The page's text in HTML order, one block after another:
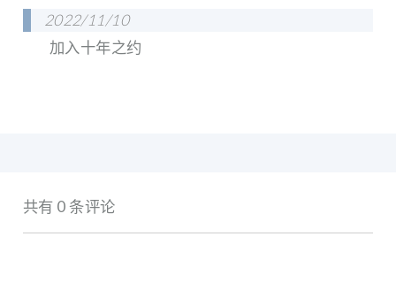
2022/11/10
加入十年之约
共有 0 条评论